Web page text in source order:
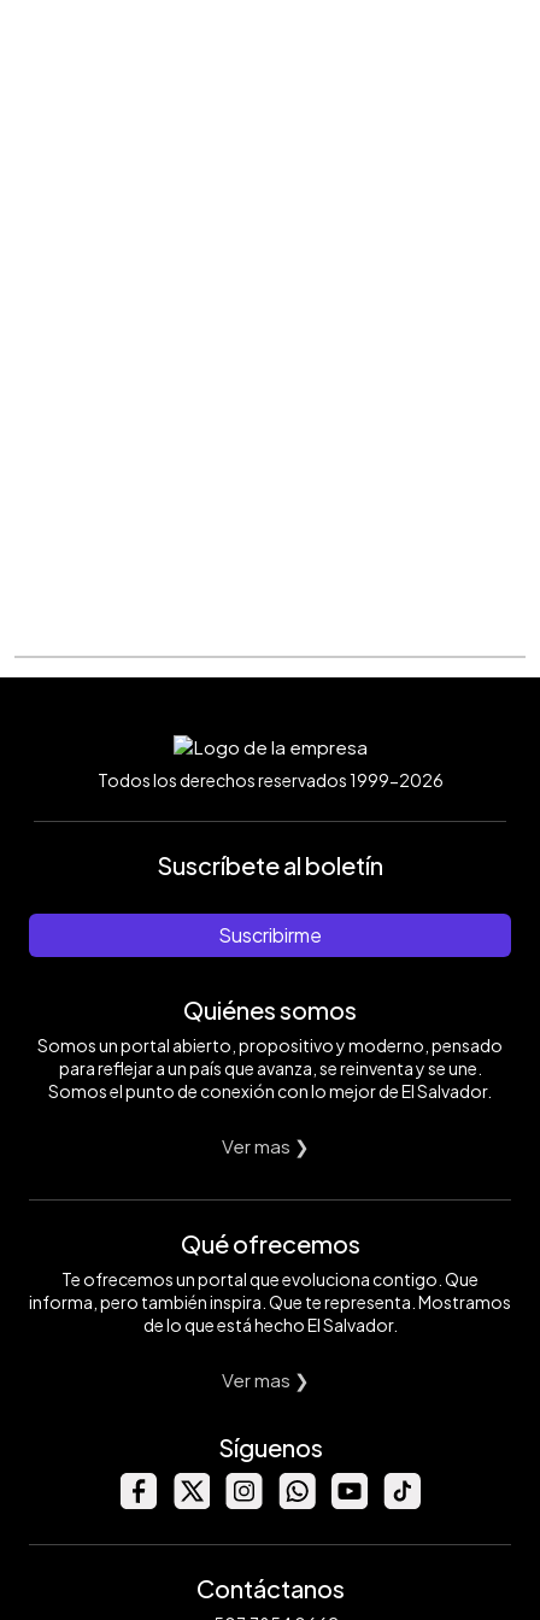
Todos los derechos reservados 1999-2026
Suscríbete al boletín
Suscribirme
Quiénes somos
Somos un portal abierto, propositivo y moderno, pensado
para reflejar a un país que avanza, se reinventa y se une.
Somos el punto de conexión con lo mejor de El Salvador.
Ver mas ❯
Qué ofrecemos
Te ofrecemos un portal que evoluciona contigo. Que
informa, pero también inspira. Que te representa. Mostramos
de lo que está hecho El Salvador.
Ver mas ❯
Síguenos
Contáctanos